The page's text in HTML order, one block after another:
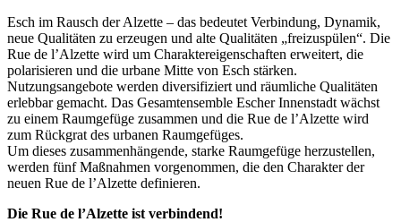
Esch im Rausch der Alzette – das bedeutet Verbindung, Dynamik,
neue Qualitäten zu erzeugen und alte Qualitäten „freizuspülen“. Die
Rue de l’Alzette wird um Charaktereigenschaften erweitert, die
polarisieren und die urbane Mitte von Esch stärken.
Nutzungsangebote werden diversifiziert und räumliche Qualitäten
erlebbar gemacht. Das Gesamtensemble Escher Innenstadt wächst
zu einem Raumgefüge zusammen und die Rue de l’Alzette wird
zum Rückgrat des urbanen Raumgefüges.
Um dieses zusammenhängende, starke Raumgefüge herzustellen,
werden fünf Maßnahmen vorgenommen, die den Charakter der
neuen Rue de l’Alzette definieren.
Die Rue de l’Alzette ist verbindend!